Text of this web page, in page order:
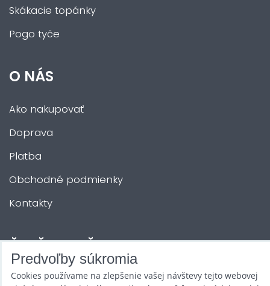
Skákacie topánky
Pogo tyče
O NÁS
Ako nakupovať
Doprava
Platba
Obchodné podmienky
Kontakty
ĎALŠIE SLUŽBY
Zábava na Vašu akciu
Predvoľby súkromia
Cookies používame na zlepšenie vašej návštevy tejto webovej